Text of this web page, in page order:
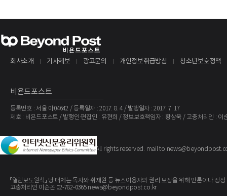
회사소개 기사제보 광고문의 개인정보취급방침 청소년보호정책
비욘드포스트
등록번호 : 서울 아04642 / 등록일자 : 2017. 8. 4 / 발행일자 : 2017. 7. 17
제호 : 비욘드포스트 / 발행인·편집인 : 유현희 / 정보보호책임자 : 황상욱 / 고충처리인 : 이
Copyright ©The BeyondPost. All rights reserved. mail to
「열린보도원칙」 당 매체는 독자와 취재원 등 뉴스이용자의 권리 보장을 위해 반론이나
고충처리인 이순곤 02-782-0365 news@beyondpost.co.kr